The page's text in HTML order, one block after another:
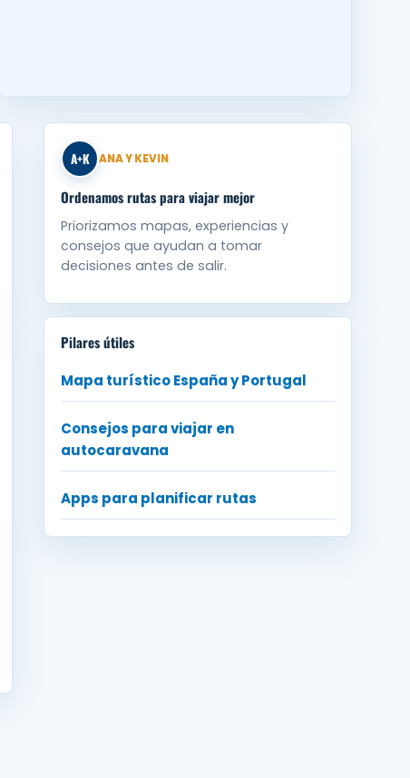
A+K ANA Y KEVIN
Ordenamos rutas para viajar mejor
Priorizamos mapas, experiencias y
consejos que ayudan a tomar
decisiones antes de salir.
Pilares útiles
Mapa turístico España y Portugal
Consejos para viajar en
autocaravana
Apps para planificar rutas